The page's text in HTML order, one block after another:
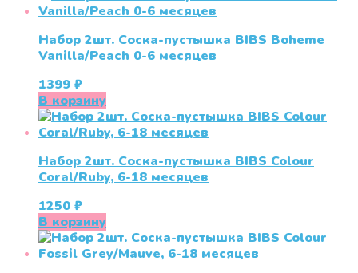
Набор 2шт. Соска-пустышка BIBS Boheme
Vanilla/Peach 0-6 месяцев
1399 ₽
В корзину
Набор 2шт. Соска-пустышка BIBS Colour
Coral/Ruby, 6-18 месяцев
1250 ₽
В корзину